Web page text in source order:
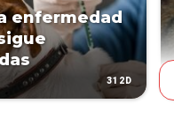
enfermedad
312D